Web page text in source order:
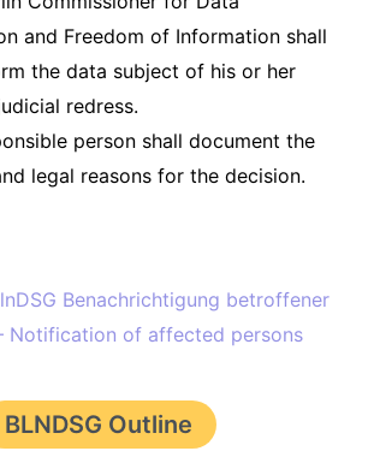
and Freedom of Information shall
the data subject of his or her
redress.
person shall document the
legal reasons for the decision.
Benachrichtigung betroffener
Notification of affected persons
BLNDSG Outline